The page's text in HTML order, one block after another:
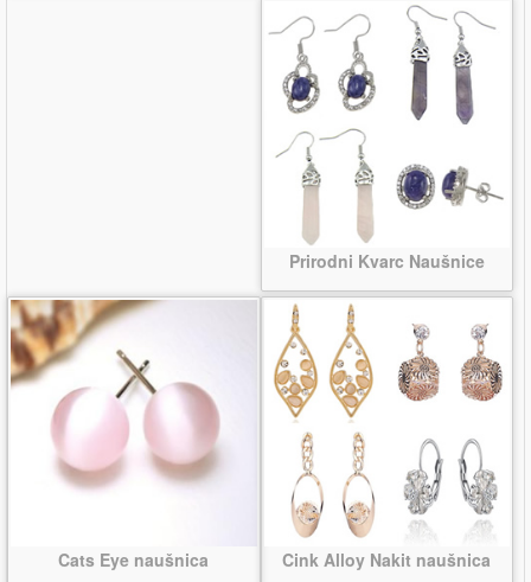
Prirodni Kvarc Naušnice
Cats Eye naušnica Cink Alloy Nakit naušnica